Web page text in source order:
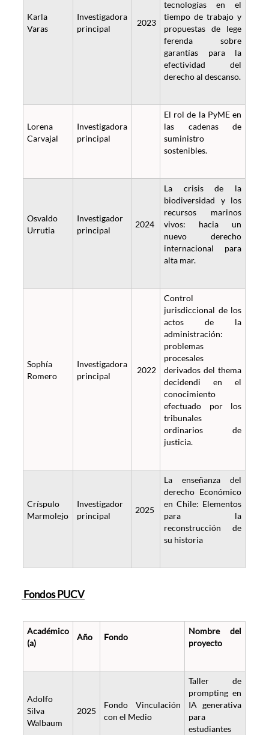
Karla
Varas
Investigadora
principal
2023
tecnologías en el
tiempo de trabajo y
propuestas de lege
ferenda sobre
garantías para la
efectividad del
derecho al descanso.
Lorena
Carvajal
Investigadora
principal
El rol de la PyME en
las cadenas de
suministro
sostenibles.
Osvaldo
Urrutia
Investigador
principal
2024
La crisis de la
biodiversidad y los
recursos marinos
vivos: hacia un
nuevo derecho
internacional para
alta mar.
Sophía
Romero
Investigadora
principal
2022
Control
jurisdiccional de los
actos de la
administración:
problemas
procesales
derivados del thema
decidendi en el
conocimiento
efectuado por los
tribunales
ordinarios de
justicia.
Críspulo
Marmolejo
Investigador
principal
2025
La enseñanza del
derecho Económico
en Chile: Elementos
para la
reconstrucción de
su historia
Fondos PUCV
Académico
(a)
Año Fondo
Nombre del
proyecto
Adolfo
Silva
Walbaum
2025
Fondo Vinculación
con el Medio
Taller de
prompting en
IA generativa
para
estudiantes